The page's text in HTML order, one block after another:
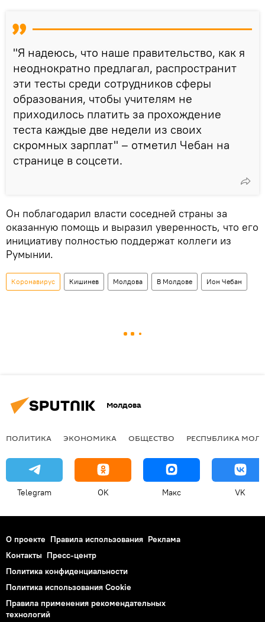
"Я надеюсь, что наше правительство, как я
неоднократно предлагал, распространит
эти тесты среди сотрудников сферы
образования, чтобы учителям не
приходилось платить за прохождение
теста каждые две недели из своих
скромных зарплат" – отметил Чебан на
странице в соцсети.
Он поблагодарил власти соседней страны за
оказанную помощь и выразил уверенность, что его
инициативу полностью поддержат коллеги из
Румынии.
Коронавирус Кишинев Молдова В Молдове Ион Чебан
Молдова
ПОЛИТИКА ЭКОНОМИКА ОБЩЕСТВО РЕСПУБЛИКА
Telegram OK Макс VK
О проекте Правила использования Реклама
Контакты Пресс-центр
Политика конфиденциальности
Политика использования Cookie
Правила применения рекомендательных
технологий